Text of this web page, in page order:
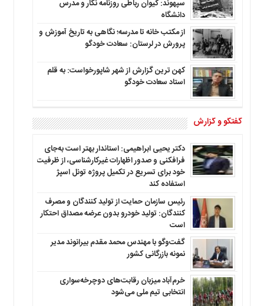
سپهوند: کیوان رباطی روزنامه نگار و مدرس
دانشگاه
از مکتب خانه تا مدرسه؛ نگاهی به تاریخ آموزش و
پرورش در لرستان: سعادت خودگو
کهن ترین گزارش از شهر شاپورخواست: به قلم
استاد سعادت خودگو
گفتگو و گزارش
دکتر یحیی ابراهیمی: استاندار بهتر است به‌جای
فرافکنی و صدور اظهارات غیرکارشناسی، از ظرفیت
خود برای تسریع در تکمیل پروژه تونل اسپژ
استفاده کند
رئیس سازمان حمایت از تولید کنندگان و مصرف
کنندگان: تولید خودرو بدون عرضه مصداق احتکار
است
گفت‌وگو با مهندس محمد مقدم بیرانوند مدیر
نمونه بازرگانی کشور
خرم‌آباد میزبان رقابت‌های دوچرخه‌سواری
انتخابی تیم ملی می‌شود